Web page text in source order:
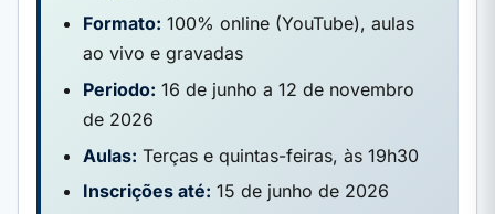
Formato: 100% online (YouTube), aulas
ao vivo e gravadas
Periodo: 16 de junho a 12 de novembro
de 2026
Aulas: Terças e quintas-feiras, às 19h30
Inscrições até: 15 de junho de 2026